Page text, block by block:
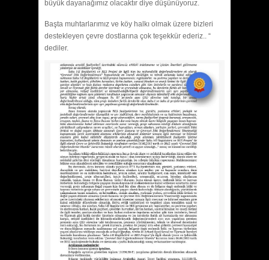
büyük dayanağımız olacaktır diye düşünüyoruz.
Başta muhtarlarımız ve köy halkı olmak üzere bizleri
destekleyen çevre dostlarına çok teşekkür ederiz.. “
dediler.